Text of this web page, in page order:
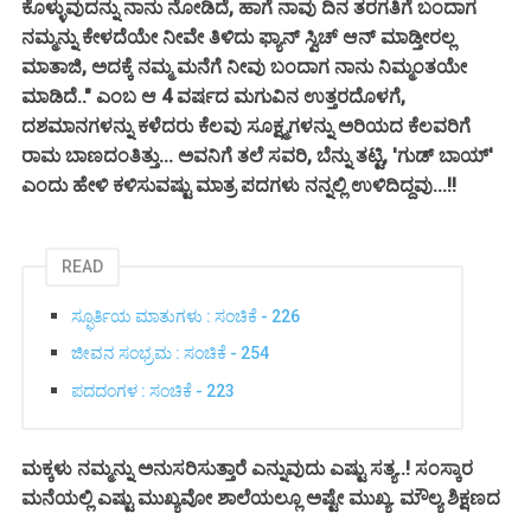
ಕೊಳ್ಳುವುದನ್ನು ನಾನು ನೋಡಿದೆ, ಹಾಗೆ ನಾವು ದಿನ ತರಗತಿಗೆ ಬಂದಾಗ
ನಮ್ಮನ್ನು ಕೇಳದೆಯೇ ನೀವೇ ತಿಳಿದು ಫ್ಯಾನ್ ಸ್ವಿಚ್ ಆನ್ ಮಾಡ್ತೀರಲ್ಲ
ಮಾತಾಜಿ, ಅದಕ್ಕೆ ನಮ್ಮ ಮನೆಗೆ ನೀವು ಬಂದಾಗ ನಾನು ನಿಮ್ಮಂತಯೇ
ಮಾಡಿದೆ.." ಎಂಬ ಆ 4 ವರ್ಷದ ಮಗುವಿನ ಉತ್ತರದೊಳಗೆ,
ದಶಮಾನಗಳನ್ನು ಕಳೆದರು ಕೆಲವು ಸೂಕ್ಷ್ಮಗಳನ್ನು ಅರಿಯದ ಕೆಲವರಿಗೆ
ರಾಮ ಬಾಣದಂತಿತ್ತು... ಅವನಿಗೆ ತಲೆ ಸವರಿ, ಬೆನ್ನು ತಟ್ಟಿ, 'ಗುಡ್ ಬಾಯ್'
ಎಂದು ಹೇಳಿ ಕಳಿಸುವಷ್ಟು ಮಾತ್ರ ಪದಗಳು ನನ್ನಲ್ಲಿ ಉಳಿದಿದ್ದವು...!!
READ
ಸ್ಫೂರ್ತಿಯ ಮಾತುಗಳು : ಸಂಚಿಕೆ - 226
ಜೀವನ ಸಂಭ್ರಮ : ಸಂಚಿಕೆ - 254
ಪದದಂಗಳ : ಸಂಚಿಕೆ - 223
ಮಕ್ಕಳು ನಮ್ಮನ್ನು ಅನುಸರಿಸುತ್ತಾರೆ ಎನ್ನುವುದು ಎಷ್ಟು ಸತ್ಯ..! ಸಂಸ್ಕಾರ
ಮನೆಯಲ್ಲಿ ಎಷ್ಟು ಮುಖ್ಯವೋ ಶಾಲೆಯಲ್ಲೂ ಅಷ್ಟೇ ಮುಖ್ಯ. ಮೌಲ್ಯ ಶಿಕ್ಷಣದ